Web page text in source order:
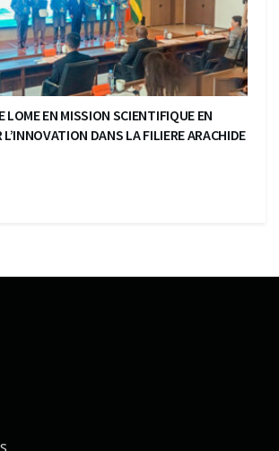
LOME EN MISSION SCIENTIFIQUE EN
L’INNOVATION DANS LA FILIERE ARACHIDE